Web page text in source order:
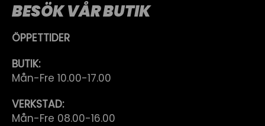
BESÖK VÅR BUTIK
ÖPPETTIDER
BUTIK:
Mån-Fre 10.00-17.00
VERKSTAD:
Mån-Fre 08.00-16.00